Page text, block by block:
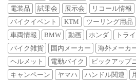
電装品
試乗会 展示会 リコール情報
バイクイベント
KTM ツーリング用品
車両情報
BMW 動画 ホンダ トラ
バイク雑貨
国内メーカー 海外メーカ
ヘルメット
電動バイク ピックアップ
キャンペーン
ヤマハ ハンドル関連